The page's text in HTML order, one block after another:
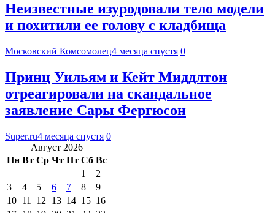
Неизвестные изуродовали тело модели
и похитили ее голову с кладбища
Московский Комсомолец4 месяца спустя 0
Принц Уильям и Кейт Миддлтон
отреагировали на скандальное
заявление Сары Фергюсон
Super.ru4 месяца спустя 0
Август 2026
Пн Вт Ср Чт Пт Сб Вс
1
2
3
4 5 6 7 8
9
10 11 12 13 14 15 16